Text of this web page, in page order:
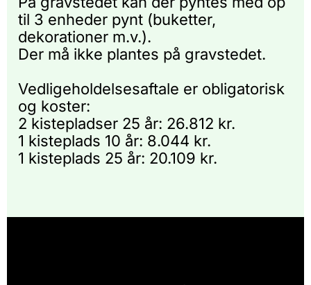
til 3 enheder pynt (buketter,
dekorationer m.v.).
Der må ikke plantes på gravstedet.
Vedligeholdelsesaftale er obligatorisk
og koster:
2 kistepladser 25 år: 26.812 kr.
1 kisteplads 10 år: 8.044 kr.
1 kisteplads 25 år: 20.109 kr.